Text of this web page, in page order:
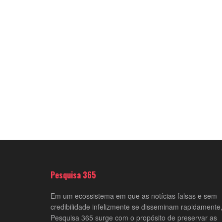
Pesquisa 365
Em um ecossistema em que as notícias falsas e sem
credibilidade infelizmente se disseminam
Pesquisa 365 surge com o propósito de preservar as